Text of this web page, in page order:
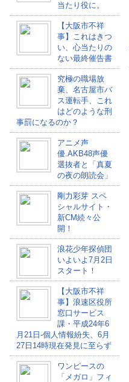
当たり役に。
【大阪市不祥
事】これはきつ
い、心当たりの
ない最終催告書
究極の職場放
棄、名古屋市バ
ス運転手、これ
はどのような刑
事罰になるのか？
アニメ声
優.AKB48声優
選抜者と「真夏
の夜の朗読会」
剛力彩芽 スペ
シャルサイト・
新CM続々公
開！
浪花少年探偵団
いよいよ7月2日
スタート！
【大阪市不祥
事】浪速区役所
窓口サービス
課・平成24年6
月21日-個人情報紛失、6月
27日14時現在発見に至らず
ワンピースの
「メガロ」フィ